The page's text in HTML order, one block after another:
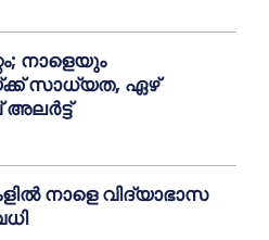
നാളെയും
സാധ്യത, ഏഴ്
നാളെ വിദ്യാഭാസ